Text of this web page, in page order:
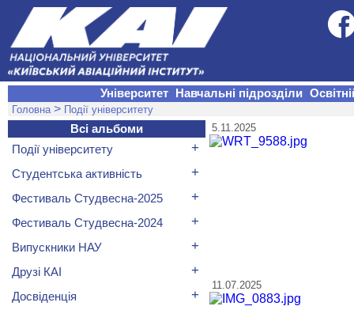
Університет Навчальні підрозділи
Головна > Події університету
5.11.2025
11.07.2025
Всі альбоми
Події університету
+
Студентська активність +
Фестиваль Студвесна-2025 +
Фестиваль Студвесна-2024 +
Випускники НАУ +
Друзі КАІ +
Досвіденція +